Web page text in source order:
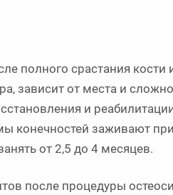
полного срастания
зависит от места и
и
конечностей заживают
от 2,5 до 4 месяцев.
после процедуры